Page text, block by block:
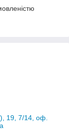
19, 7/14, оф.